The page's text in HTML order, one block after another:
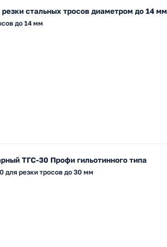
стальных тросов диаметром до 14 мм
до 14 мм
ТГС-30 Профи гильотинного типа
для резки тросов до 30 мм